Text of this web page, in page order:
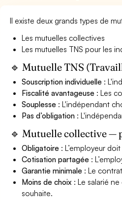
Il existe deux grands types de
Les mutuelles collectives
Les mutuelles TNS pour les
🔹 Mutuelle TNS
Souscription individuelle :
Fiscalité avantageuse : Les
Souplesse : L'indépendant
Pas d’obligation :
🔹 Mutuelle collective —
Obligatoire : L’employeur
Cotisation partagée :
Garantie minimale : Le
Moins de choix : Le salarié
souhaite.